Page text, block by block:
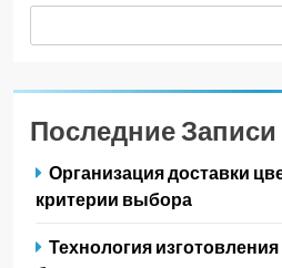
Последние Записи
Организация доставки
критерии выбора
Технология